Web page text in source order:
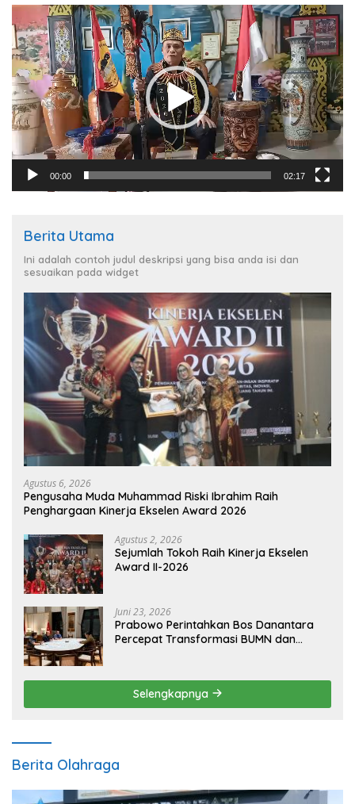
Pemutar
Video
00:00 02:17
Berita Utama
Ini adalah contoh judul deskripsi yang bisa anda isi dan
sesuaikan pada widget
Agustus 6, 2026
Pengusaha Muda Muhammad Riski Ibrahim Raih
Penghargaan Kinerja Ekselen Award 2026
Agustus 2, 2026
Sejumlah Tokoh Raih Kinerja Ekselen
Award II-2026
Juni 23, 2026
Prabowo Perintahkan Bos Danantara
Percepat Transformasi BUMN dan
Selengkapnya
Berita Olahraga